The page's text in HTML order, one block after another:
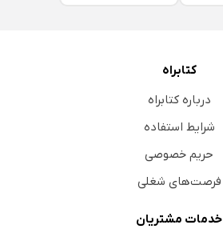
کتابراه
درباره کتابراه
شرایط استفاده
حریم خصوصی
فرصت‌های شغلی
خدمات مشتریان